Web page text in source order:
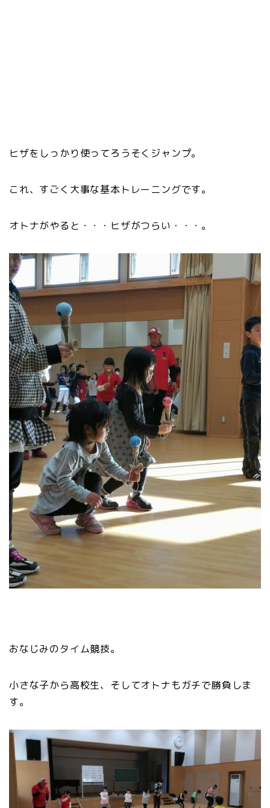
ヒザをしっかり使ってろうそくジャンプ。
これ、すごく大事な基本トレーニングです。
オトナがやると・・・ヒザがつらい・・・。
おなじみのタイム競技。
小さな子から高校生、そしてオトナもガチで勝負しま
す。